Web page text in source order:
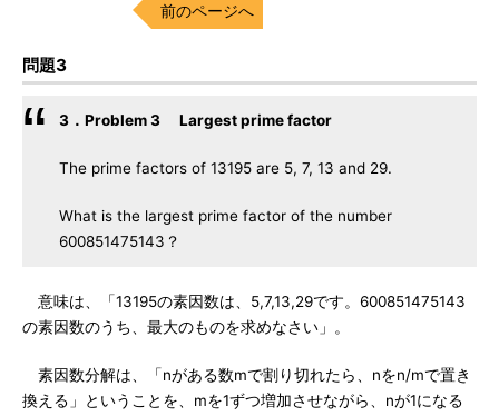
前のページへ
問題3
3．Problem 3 Largest prime factor
The prime factors of 13195 are 5, 7, 13 and 29.
What is the largest prime factor of the number
600851475143？
意味は、「13195の素因数は、5,7,13,29です。600851475143
の素因数のうち、最大のものを求めなさい」。
素因数分解は、「nがある数mで割り切れたら、nをn/mで置き
換える」ということを、mを1ずつ増加させながら、nが1になる